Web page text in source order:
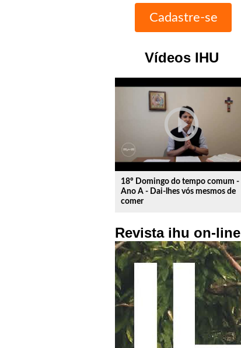
Vídeos IHU
play_circle_outline
18º Domingo do tempo comum -
Ano A - Dai-lhes vós mesmos de
comer
Revista ihu on-line